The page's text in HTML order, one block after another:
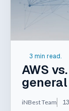
3 min read.
AWS
general
iNBest Team